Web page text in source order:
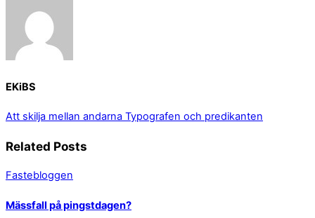
EKiBS
Att skilja mellan andarna Typografen och predikanten
Related Posts
Fastebloggen
Mässfall på pingstdagen?